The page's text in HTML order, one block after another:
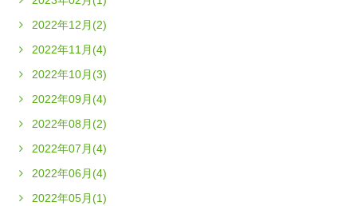
2022年12月(2)
2022年11月(4)
2022年10月(3)
2022年09月(4)
2022年08月(2)
2022年07月(4)
2022年06月(4)
2022年05月(1)